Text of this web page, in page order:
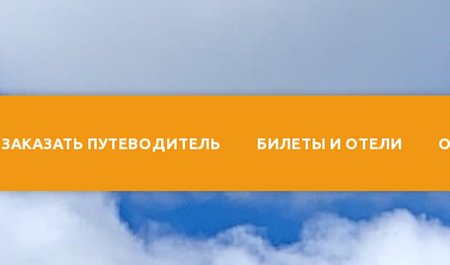
ЗАКАЗАТЬ ПУТЕВОДИТЕЛЬ БИЛЕТЫ И ОТЕЛИ